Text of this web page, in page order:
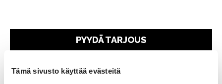
Tämä sivusto käyttää evästeitä
PYYDÄ TARJOUS